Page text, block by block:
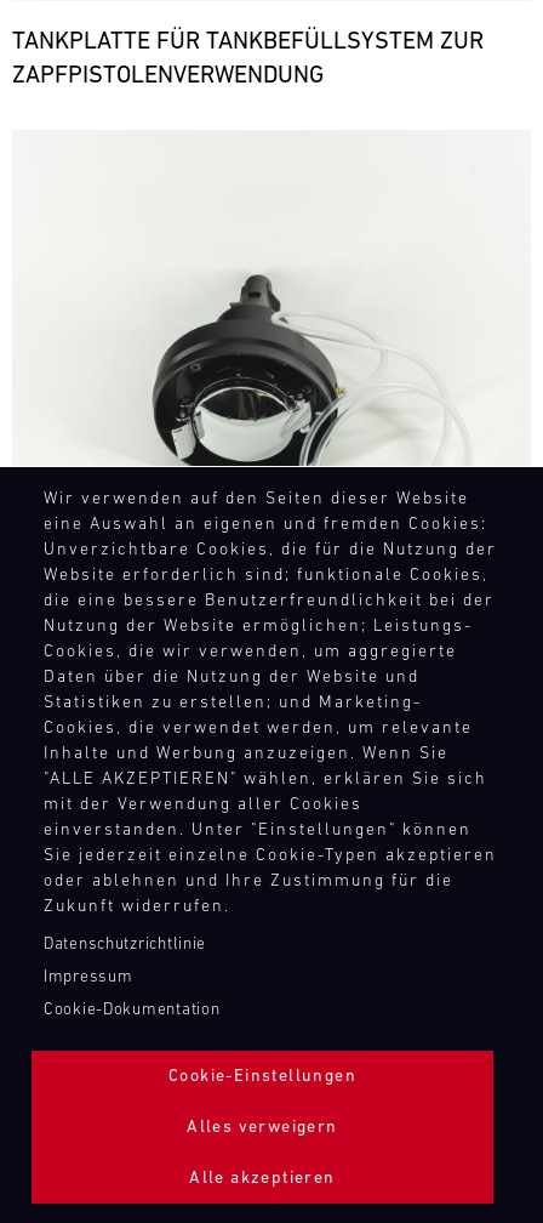
Wir verwenden auf den Seiten dieser Website
eine Auswahl an eigenen und fremden Cookies:
Unverzichtbare Cookies, die für die Nutzung der
Website erforderlich sind; funktionale Cookies,
die eine bessere Benutzerfreundlichkeit bei der
Nutzung der Website ermöglichen; Leistungs-
Cookies, die wir verwenden, um aggregierte
Daten über die Nutzung der Website und
Statistiken zu erstellen; und Marketing-
Cookies, die verwendet werden, um relevante
Inhalte und Werbung anzuzeigen. Wenn Sie
"ALLE AKZEPTIEREN" wählen, erklären Sie sich
mit der Verwendung aller Cookies
einverstanden. Unter "Einstellungen" können
Sie jederzeit einzelne Cookie-Typen akzeptieren
oder ablehnen und Ihre Zustimmung für die
Zukunft widerrufen.
Datenschutzrichtlinie
Impressum
Cookie-Dokumentation
Cookie-Einstellungen
Alles verweigern
Alle akzeptieren
TANKPLATTE FÜR TANKBEFÜLLSYSTEM ZUR
ZAPFPISTOLENVERWENDUNG
TANKBEFÜLLUNG ZAPFPISTOLE
Bild